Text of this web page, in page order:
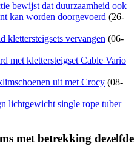
bewijst dat duurzaamheid ook
kan worden doorgevoerd (26-
klettersteigsets vervangen (06-
met klettersteigset Cable Vario
uit met Crocy (08-
lichtgewicht single rope tuber
met betrekking dezelfde